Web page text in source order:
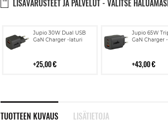
LISÄVARUSTEET JA PALVELUT - VALITSE
Jupio 30W Dual USB
GaN Charger -laturi
25,00 €
Lisää
ostoskoriin
Jupio 65W
GaN Charger
43,00 €
Lisää
TUOTTEEN KUVAUS LISÄTIETOJA